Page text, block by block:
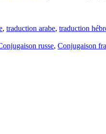
, traduction arabe, traduction
russe, Conjugaison